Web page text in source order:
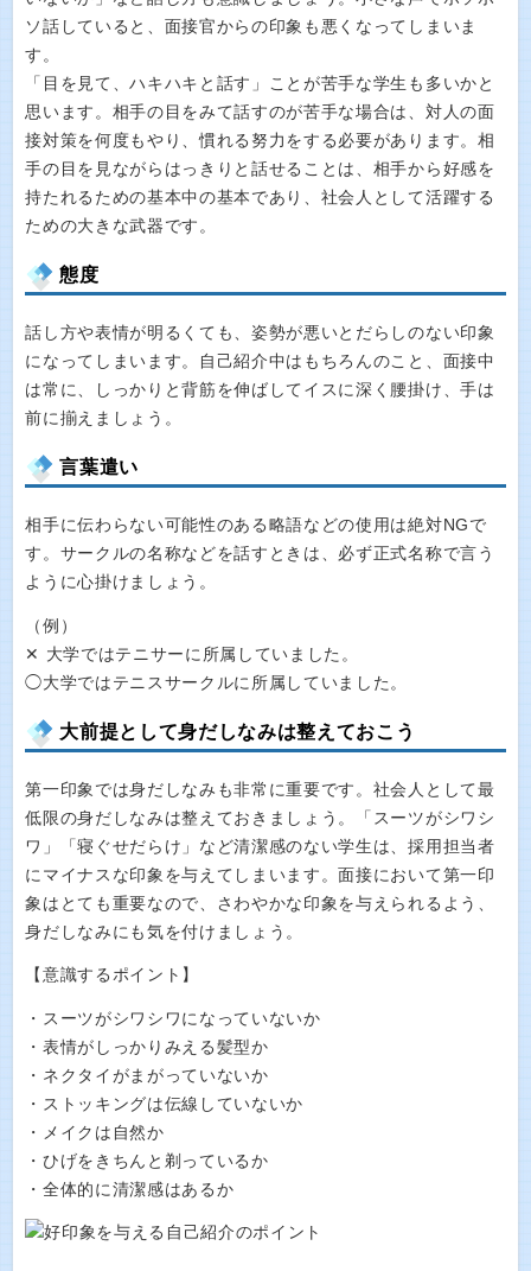
ソ話していると、面接官からの印象も悪くなってしまいま
す。
「目を見て、ハキハキと話す」ことが苦手な学生も多いかと
思います。相手の目をみて話すのが苦手な場合は、対人の面
接対策を何度もやり、慣れる努力をする必要があります。相
手の目を見ながらはっきりと話せることは、相手から好感を
持たれるための基本中の基本であり、社会人として活躍する
ための大きな武器です。
態度
話し方や表情が明るくても、姿勢が悪いとだらしのない印象
になってしまいます。自己紹介中はもちろんのこと、面接中
は常に、しっかりと背筋を伸ばしてイスに深く腰掛け、手は
前に揃えましょう。
言葉遣い
相手に伝わらない可能性のある略語などの使用は絶対NGで
す。サークルの名称などを話すときは、必ず正式名称で言う
ように心掛けましょう。
（例）
✕ 大学ではテニサーに所属していました。
◯大学ではテニスサークルに所属していました。
大前提として身だしなみは整えておこう
第一印象では身だしなみも非常に重要です。社会人として最
低限の身だしなみは整えておきましょう。「スーツがシワシ
ワ」「寝ぐせだらけ」など清潔感のない学生は、採用担当者
にマイナスな印象を与えてしまいます。面接において第一印
象はとても重要なので、さわやかな印象を与えられるよう、
身だしなみにも気を付けましょう。
【意識するポイント】
・スーツがシワシワになっていないか
・表情がしっかりみえる髪型か
・ネクタイがまがっていないか
・ストッキングは伝線していないか
・メイクは自然か
・ひげをきちんと剃っているか
・全体的に清潔感はあるか